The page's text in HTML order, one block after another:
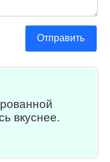
Отправить
вкуснее.